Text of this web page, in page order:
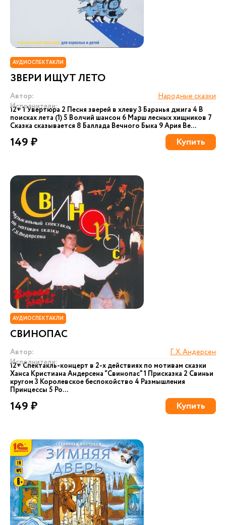
АУДИОСПЕКТАКЛИ
ЗВЕРИ ИЩУТ ЛЕТО
Автор:
Народные сказки
Исполнители:
12+ 1 Увертюра 2 Песня зверей в хлеву 3 Баранья джига 4 В
поисках лета (1) 5 Волчий шансон 6 Марш лесных хищников 7
Сказка сказывается 8 Баллада Вечного Быка 9 Ария Ве...
149 ₽ Купить
АУДИОСПЕКТАКЛИ
СВИНОПАС
Автор:
Г. Х. Андерсен
Исполнители:
12+ Cпектакль-концерт в 2-х действиях по мотивам сказки
Ханса Кристиана Андерсена “Свинопас” 1 Присказка 2 Свиньи
кругом 3 Королевское беспокойство 4 Размышления
Принцессы 5 Ро...
149 ₽ Купить